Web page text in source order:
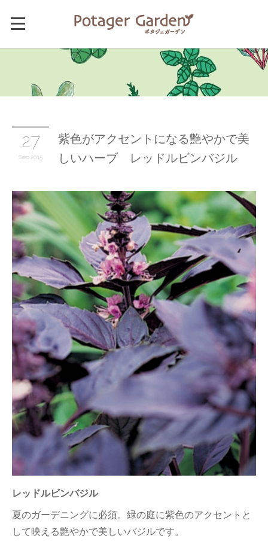
27
Sep 2015
紫色がアクセントになる艶やかで美
しいハーブ レッドルビンバジル
レッドルビンバジル
夏のガーデニングに必須。緑の庭に紫色のアクセントと
して映える艶やかで美しいバジルです。